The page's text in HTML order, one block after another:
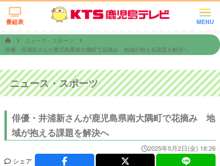
MENU
番組表
ニュース・スポーツ
俳優・井浦新さんが鹿児島県南大隅町で花摘み 地域が抱える課題を解決へ
ニュース・スポーツ
俳優・井浦新さんが鹿児島県南大隅町で花摘み 地
域が抱える課題を解決へ
2025年5月2日(金) 18:26
シェア